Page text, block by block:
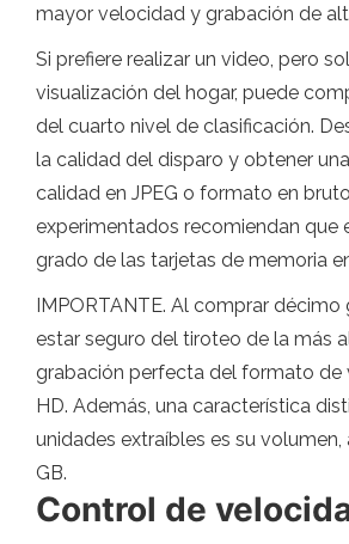
mayor velocidad y grabación de
Si prefiere realizar un video, pero
visualización del hogar, puede
del cuarto nivel de clasificación.
la calidad del disparo y obtener
calidad en JPEG o formato en
experimentados recomiendan que
grado de las tarjetas de memoria
IMPORTANTE. Al comprar décimo
estar seguro del tiroteo de la más
grabación perfecta del formato de
HD. Además, una característica
unidades extraíbles es su
GB.
Control de